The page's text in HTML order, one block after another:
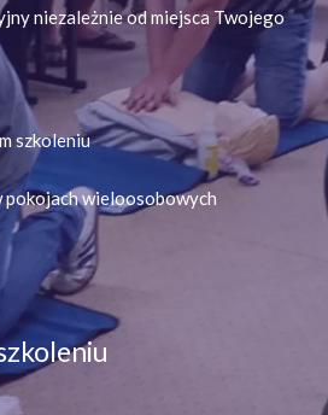
niezależnie od miejsca Twojego
szkoleniu
pokojach wieloosobowych